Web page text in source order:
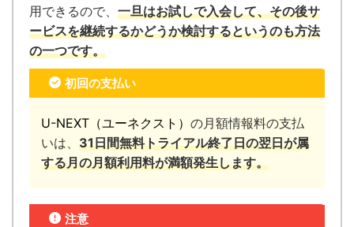
用できるので、 一旦はお試しで入会して、その後サ
ービスを継続するかどうか検討するというのも方法
の一つです。
初回の支払い
U-NEXT（ユーネクスト） の月額情報料の支払
いは、 31日間無料トライアル終了日の翌日が属
する月の月額利用料が満額発生します。
注意